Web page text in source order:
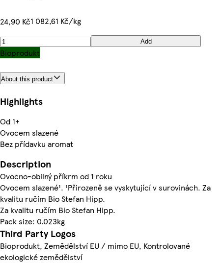
24,90 Kč1 082,61 Kč/kg
Add
Bioprodukt
About this product
Highlights
Od 1+
Ovocem slazené
Bez přídavku aromat
Description
Ovocno-obilný příkrm od 1 roku
Ovocem slazené¹. ¹Přirozeně se vyskytující v surovinách. Za
kvalitu ručím Bio Stefan Hipp.
Za kvalitu ručím Bio Stefan Hipp.
Pack size: 0.023kg
Third Party Logos
Bioprodukt, Zemědělství EU / mimo EU, Kontrolované
ekologické zemědělství